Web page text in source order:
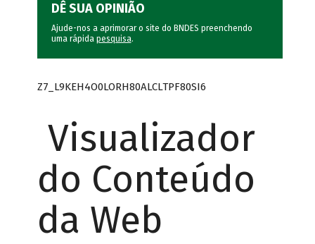
DÊ SUA OPINIÃO
Ajude-nos a aprimorar o site do BNDES preenchendo
uma rápida pesquisa.
Z7_L9KEH4O0LORH80ALCLTPF80SI6
Visualizador
do Conteúdo
da Web